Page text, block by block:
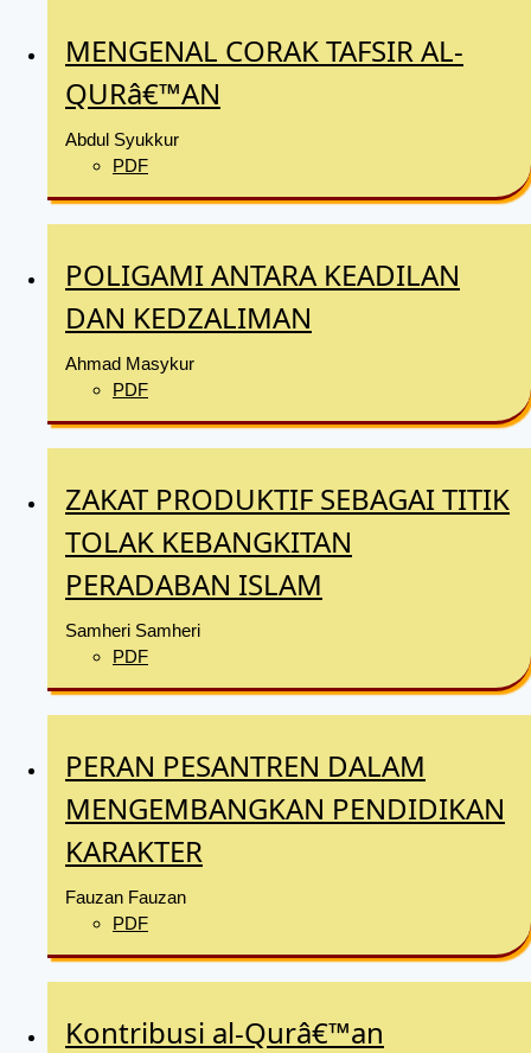
MENGENAL CORAK TAFSIR AL-
QURâ€™AN
Abdul Syukkur
PDF
POLIGAMI ANTARA KEADILAN
DAN KEDZALIMAN
Ahmad Masykur
PDF
ZAKAT PRODUKTIF SEBAGAI TITIK
TOLAK KEBANGKITAN
PERADABAN ISLAM
Samheri Samheri
PDF
PERAN PESANTREN DALAM
MENGEMBANGKAN PENDIDIKAN
KARAKTER
Fauzan Fauzan
PDF
Kontribusi al-Qurâ€™an